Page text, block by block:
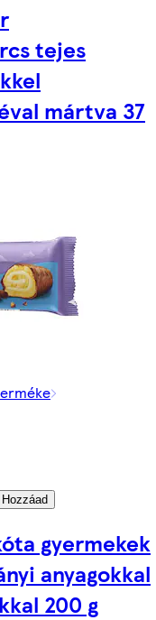
tejes
mártva 37
Hozzáad
gyermekek
anyagokkal
200 g